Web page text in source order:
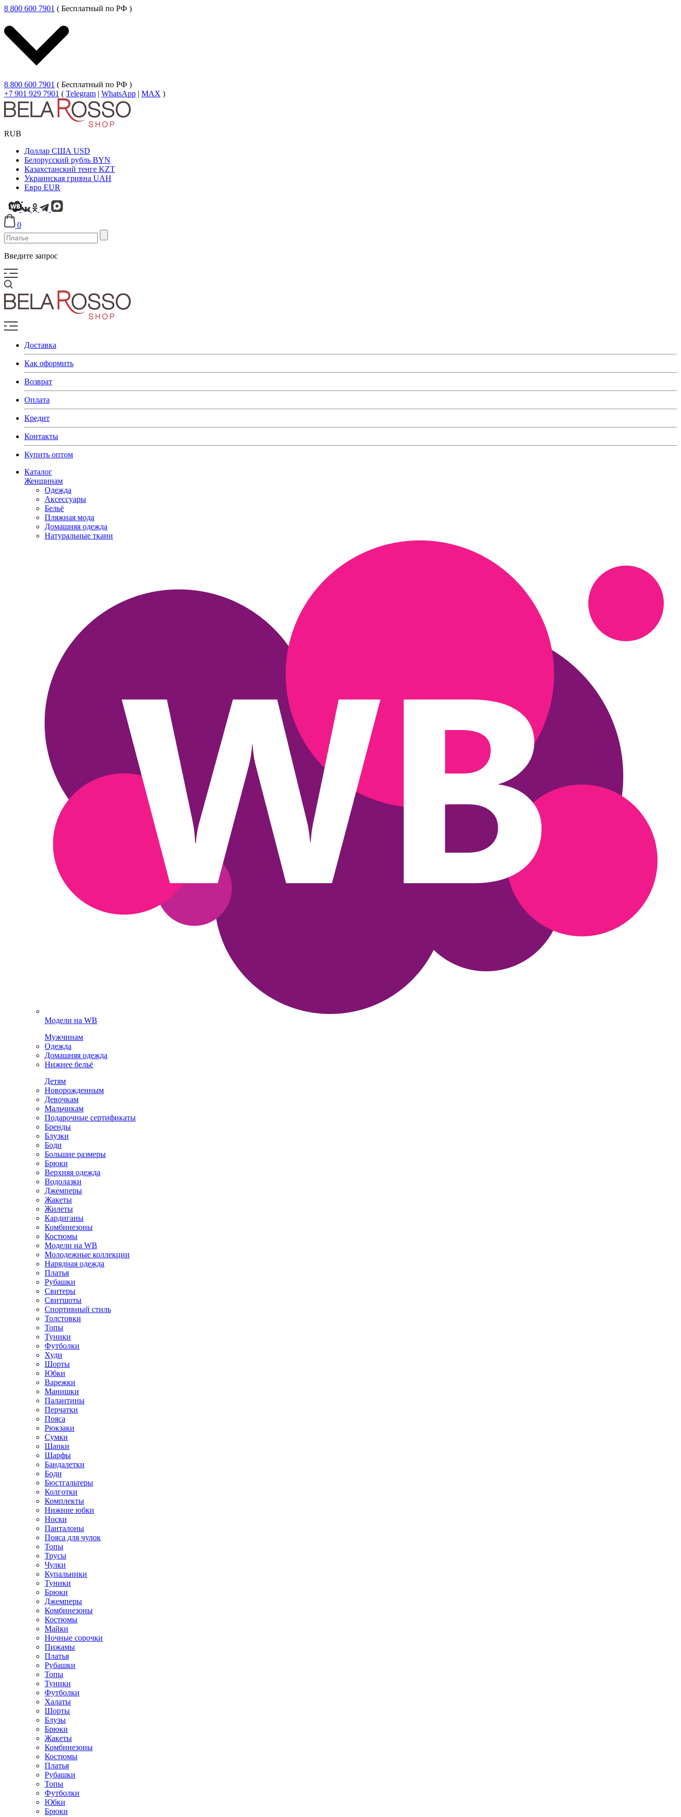
8 800 600 7901 ( Бесплатный по РФ )
8 800 600 7901 ( Бесплатный по РФ )
+7 901 929 7901 ( Telegram | WhatsApp | MAX )
RUB
Доллар США USD
Белорусский рубль BYN
Казахстанский тенге KZT
Украинская гривна UAH
Евро EUR
0
Введите запрос
Доставка
Как оформить
Возврат
Оплата
Кредит
Контакты
Купить оптом
Каталог
Женщинам
Одежда
Аксессуары
Бельё
Пляжная мода
Домашняя одежда
Натуральные ткани
Модели на WB
Мужчинам
Одежда
Домашняя одежда
Нижнее бельё
Детям
Новорожденным
Девочкам
Мальчикам
Подарочные сертификаты
Бренды
Блузки
Боди
Большие размеры
Брюки
Верхняя одежда
Водолазки
Джемперы
Жакеты
Жилеты
Кардиганы
Комбинезоны
Костюмы
Модели на WB
Молодежные коллекции
Нарядная одежда
Платья
Рубашки
Свитеры
Свитшоты
Спортивный стиль
Толстовки
Топы
Туники
Футболки
Худи
Шорты
Юбки
Варежки
Манишки
Палантины
Перчатки
Пояса
Рюкзаки
Сумки
Шапки
Шарфы
Бандалетки
Боди
Бюстгальтеры
Колготки
Комплекты
Нижние юбки
Носки
Панталоны
Поясa для чулок
Топы
Трусы
Чулки
Купальники
Туники
Брюки
Джемперы
Комбинезоны
Костюмы
Майки
Ночные сорочки
Пижамы
Платья
Рубашки
Топы
Туники
Футболки
Халаты
Шорты
Блузы
Брюки
Жакеты
Комбинезоны
Костюмы
Платья
Рубашки
Топы
Футболки
Юбки
Брюки